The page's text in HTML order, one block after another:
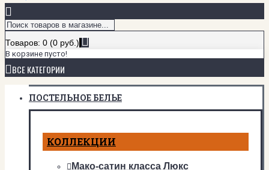
Товаров: 0 (0 руб.)
В корзине пусто!
ВСЕ КАТЕГОРИИ
ПОСТЕЛЬНОЕ БЕЛЬЕ
КОЛЛЕКЦИИ
Мако-сатин класса Люкс